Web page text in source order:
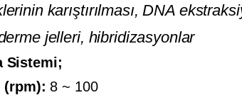
karıştırılması, DNA
jelleri, hibridizasyonlar
Sistemi;
(rpm): 8 ~ 100